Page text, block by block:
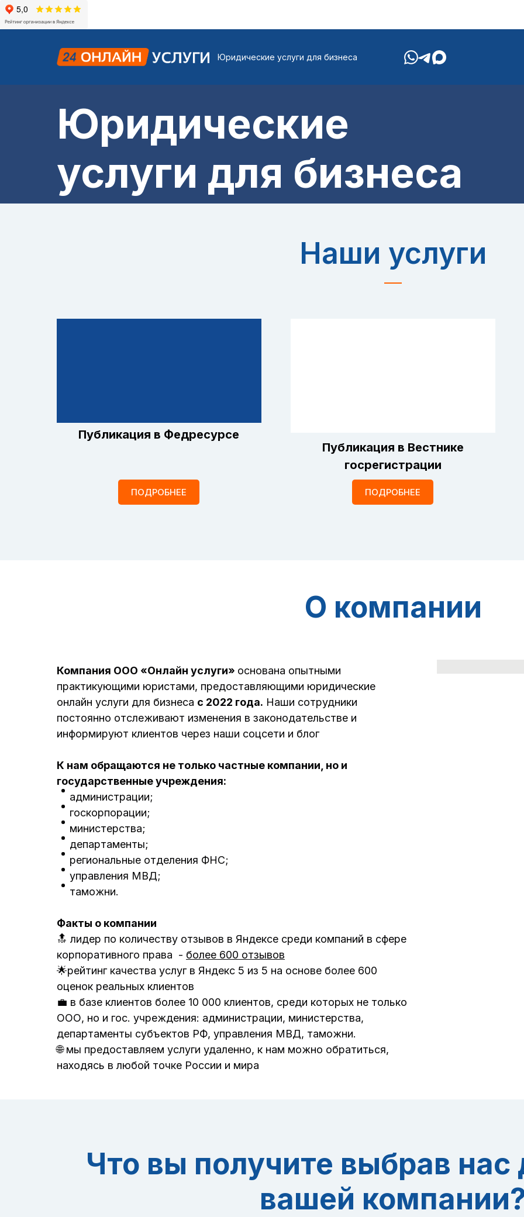
Юридические услуги для бизнеса
Юридические
услуги для бизнеса
Наши услуги
Публикация в Федресурсе
ПОДРОБНЕЕ
Публикация в Вестнике
госрегистрации
ПОДРОБНЕЕ
О компании
Компания ООО «Онлайн услуги» основана опытными
практикующими юристами, предоставляющими юридические
онлайн услуги для бизнеса с 2022 года. Наши сотрудники
постоянно отслеживают изменения в законодательстве и
информируют клиентов через наши соцсети и блог
К нам обращаются не только частные компании, но и
государственные учреждения:
администрации;
госкорпорации;
министерства;
департаменты;
региональные отделения ФНС;
управления МВД;
таможни.
Факты о компании
🔝 лидер по количеству отзывов в Яндексе среди компаний в сфере
корпоративного права - более 600 отзывов
🌟рейтинг качества услуг в Яндекс 5 из 5 на основе более 600
оценок реальных клиентов
💼 в базе клиентов более 10 000 клиентов, среди которых не только
ООО, но и гос. учреждения: администрации, министерства,
департаменты субъектов РФ, управления МВД, таможни.
🌐 мы предоставляем услуги удаленно, к нам можно обратиться,
находясь в любой точке России и мира
Что вы получите выбрав
вашей